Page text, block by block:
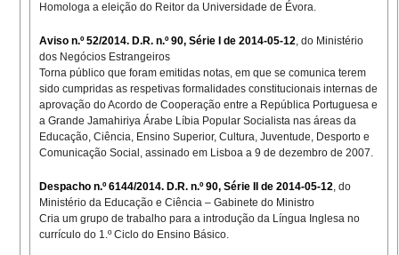
Homologa a eleição do Reitor da Universidade de Évora.
Aviso n.º 52/2014. D.R. n.º 90, Série I de 2014-05-12, do Ministério
dos Negócios Estrangeiros
Torna público que foram emitidas notas, em que se comunica terem
sido cumpridas as respetivas formalidades constitucionais internas de
aprovação do Acordo de Cooperação entre a República Portuguesa e
a Grande Jamahiriya Árabe Líbia Popular Socialista nas áreas da
Educação, Ciência, Ensino Superior, Cultura, Juventude, Desporto e
Comunicação Social, assinado em Lisboa a 9 de dezembro de 2007.
Despacho n.º 6144/2014. D.R. n.º 90, Série II de 2014-05-12, do
Ministério da Educação e Ciência – Gabinete do Ministro
Cria um grupo de trabalho para a introdução da Língua Inglesa no
currículo do 1.º Ciclo do Ensino Básico.